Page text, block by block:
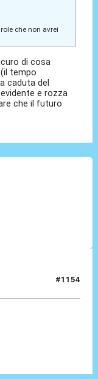
che non avrei
di cosa
tempo
caduta del
e rozza
che il futuro
#1154